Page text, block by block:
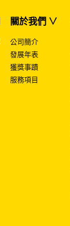
關於我們 ∨
公司簡介
發展年表
獲獎事蹟
服務項目